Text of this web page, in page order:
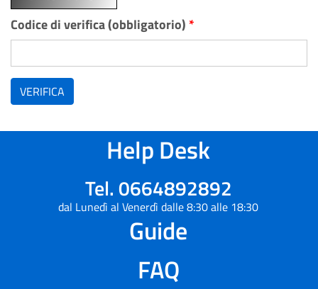
Codice di verifica (obbligatorio) *
VERIFICA
Help Desk
Tel. 0664892892
dal Lunedì al Venerdì dalle 8:30 alle 18:30
Guide
FAQ